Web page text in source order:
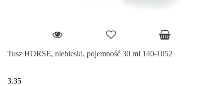
Tusz HORSE, niebieski, pojemność 30 ml 140-1052
3.35